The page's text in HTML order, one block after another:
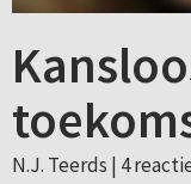
N.J. Teerds | 4